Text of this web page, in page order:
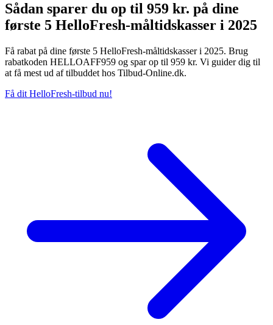
Sådan sparer du op til 959 kr. på dine
første 5 HelloFresh-måltidskasser i 2025
Få rabat på dine første 5 HelloFresh-måltidskasser i 2025. Brug
rabatkoden HELLOAFF959 og spar op til 959 kr. Vi guider dig til
at få mest ud af tilbuddet hos Tilbud-Online.dk.
Få dit HelloFresh-tilbud nu!